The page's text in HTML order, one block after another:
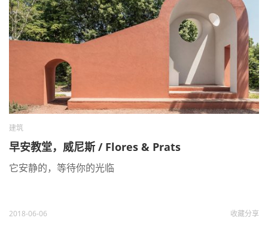
建筑
早安教堂，威尼斯 / Flores & Prats
它安静的，等待你的光临
2018-06-06 收藏分享